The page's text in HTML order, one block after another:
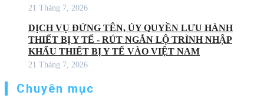
21 Tháng 7, 2026
DỊCH VỤ ĐỨNG TÊN, ỦY QUYỀN LƯU HÀNH
THIẾT BỊ Y TẾ - RÚT NGẮN LỘ TRÌNH NHẬP
KHẨU THIẾT BỊ Y TẾ VÀO VIỆT NAM
21 Tháng 7, 2026
Chuyên mục